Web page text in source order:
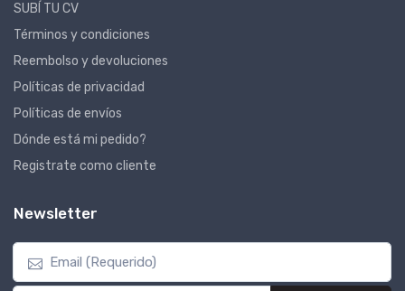
SUBÍ TU CV
Términos y condiciones
Reembolso y devoluciones
Políticas de privacidad
Políticas de envíos
Dónde está mi pedido?
Registrate como cliente
Newsletter